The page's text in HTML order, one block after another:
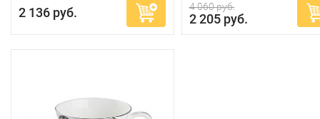
2 136 руб. 4 060 руб.
2 205 руб.